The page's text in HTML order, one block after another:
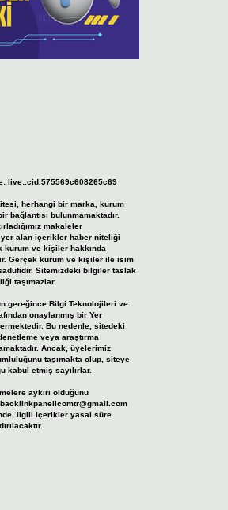
live:.cid.575569c608265c69
herhangi bir marka, kurum
bağlantısı bulunmamaktadır.
makaleler
yer alan içerikler haber niteliği
kurum ve kişiler hakkında
Gerçek kurum ve kişiler ile isim
Sitemizdeki bilgiler taslak
taşımazlar.
gereğince Bilgi Teknolojileri ve
onaylanmış bir Yer
Bu nedenle, sitedeki
veya araştırma
Ancak, üyelerimiz
taşımakta olup, siteye
kabul etmiş sayılırlar.
aykırı olduğunu
backlinkpanelicomtr@gmail.com
ilgili içerikler yasal süre